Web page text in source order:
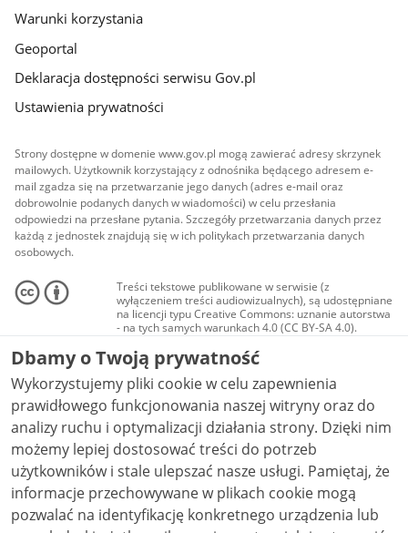
Warunki korzystania
Geoportal
Deklaracja dostępności serwisu Gov.pl
Ustawienia prywatności
Strony dostępne w domenie www.gov.pl mogą zawierać adresy skrzynek
mailowych. Użytkownik korzystający z odnośnika będącego adresem e-
mail zgadza się na przetwarzanie jego danych (adres e-mail oraz
dobrowolnie podanych danych w wiadomości) w celu przesłania
odpowiedzi na przesłane pytania. Szczegóły przetwarzania danych przez
każdą z jednostek znajdują się w ich politykach przetwarzania danych
osobowych.
Treści tekstowe publikowane w serwisie (z
wyłączeniem treści audiowizualnych), są udostępniane
na licencji typu Creative Commons: uznanie autorstwa
- na tych samych warunkach 4.0 (CC BY-SA 4.0).
Materiały audiowizualne, w tym zdjęcia, materiały
audio i wideo, są udostępniane na licencji typu
Creative Commons: uznanie autorstwa użycie
niekomercyjne - bez utworów zależnych 4.0 (CC BY-
NC-ND 4.0), o ile nie jest to stwierdzone inaczej.
Dbamy o Twoją prywatność
Wykorzystujemy pliki cookie w celu zapewnienia
prawidłowego funkcjonowania naszej witryny oraz do
analizy ruchu i optymalizacji działania strony. Dzięki nim
możemy lepiej dostosować treści do potrzeb
użytkowników i stale ulepszać nasze usługi. Pamiętaj, że
informacje przechowywane w plikach cookie mogą
pozwalać na identyfikację konkretnego urządzenia lub